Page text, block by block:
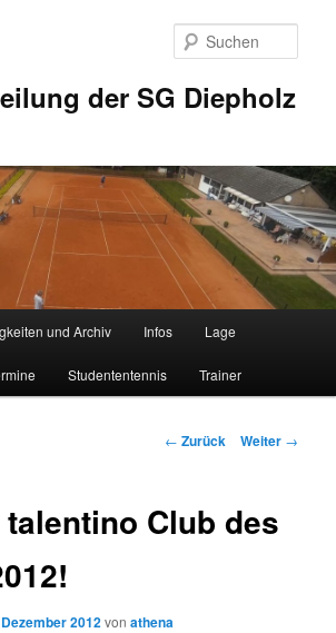
der SG Diepholz
und Archiv Infos Lage
Studententennis Trainer
Beitrags-
← Zurück Weiter →
Club des
2012vonathena